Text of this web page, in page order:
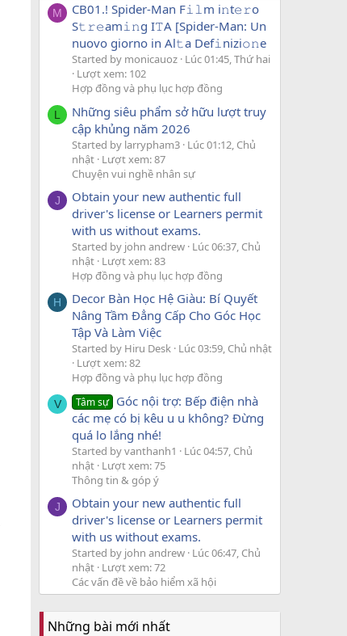
M
CB01.! Spider-Man F𝚒𝚕m i𝚗t𝚎𝚛o
S𝚝𝚛𝚎am𝚒𝚗g I𝚃A [Spider-Man: Un
nuovo giorno in Al𝚝a Def𝚒nizi𝚘𝚗e
Started by monicauoz Lúc 01:45, Thứ hai
Lượt xem: 102
Hợp đồng và phụ lục hợp đồng
L
Những siêu phẩm sở hữu lượt truy
cập khủng năm 2026
Started by larrypham3 Lúc 01:12, Chủ
nhật Lượt xem: 87
Chuyện vui nghề nhân sự
J
Obtain your new authentic full
driver's license or Learners permit
with us without exams.
Started by john andrew Lúc 06:37, Chủ
nhật Lượt xem: 83
Hợp đồng và phụ lục hợp đồng
H
Decor Bàn Học Hệ Giàu: Bí Quyết
Nâng Tầm Đẳng Cấp Cho Góc Học
Tập Và Làm Việc
Started by Hiru Desk Lúc 03:59, Chủ nhật
Lượt xem: 82
Hợp đồng và phụ lục hợp đồng
V Tâm sự Góc nội trợ: Bếp điện nhà
các mẹ có bị kêu u u không? Đừng
quá lo lắng nhé!
Started by vanthanh1
Lúc 04:57, Chủ
nhật Lượt xem: 75
Thông tin & góp ý
J
Obtain your new authentic full
driver's license or Learners permit
with us without exams.
Started by john andrew Lúc 06:47, Chủ
nhật Lượt xem: 72
Các vấn đề về bảo hiểm xã hội
Những bài mới nhất